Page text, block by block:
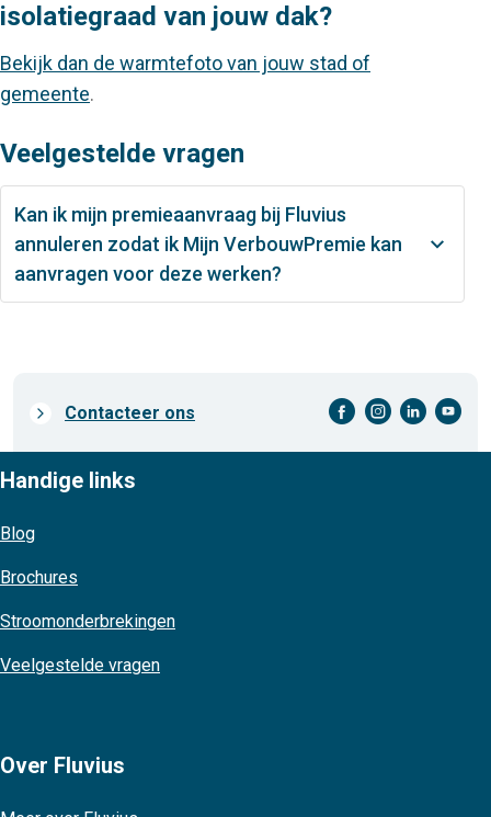
isolatiegraad van jouw dak?
Bekijk dan de warmtefoto van jouw stad of
gemeente.
Veelgestelde vragen
Kan ik mijn premieaanvraag bij Fluvius
annuleren zodat ik Mijn VerbouwPremie kan
aanvragen voor deze werken?
Prefooter
Contacteer ons facebook-cirkel instagram-cirkel linkedin-cirkel youtube-cirkel
Handige links
Blog
Brochures
Stroomonderbrekingen
Veelgestelde vragen
Over Fluvius